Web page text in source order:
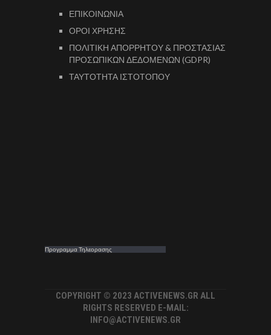
ΕΠΙΚΟΙΝΩΝΙΑ
ΟΡΟΙ ΧΡΗΣΗΣ
ΠΟΛΙΤΙΚΗ ΑΠΟΡΡΗΤΟΥ & ΠΡΟΣΤΑΣΙΑΣ
ΠΡΟΣΩΠΙΚΩΝ ΔΕΔΟΜΕΝΩΝ (GDPR)
ΤΑΥΤΟΤΗΤΑ ΙΣΤΟΤΟΠΟΥ
Προγραμμα Τηλεορασης
COPYRIGHT © 2023 ACTIVENEWS.GR ALL
RIGHTS RESERVED E-MAIL:
INFO@ACTIVENEWS.GR